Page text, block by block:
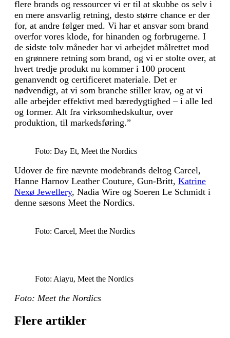
flere brands og ressourcer vi er til at skubbe os selv i
en mere ansvarlig retning, desto større chance er der
for, at andre følger med. Vi har et ansvar som brand
overfor vores klode, for hinanden og forbrugerne. I
de sidste tolv måneder har vi arbejdet målrettet mod
en grønnere retning som brand, og vi er stolte over, at
hvert tredje produkt nu kommer i 100 procent
genanvendt og certificeret materiale. Det er
nødvendigt, at vi som branche stiller krav, og at vi
alle arbejder effektivt med bæredygtighed – i alle led
og former. Alt fra virksomhedskultur, over
produktion, til markedsføring.”
Foto: Day Et, Meet the Nordics
Udover de fire nævnte modebrands deltog Carcel,
Hanne Harnov Leather Couture, Gun-Britt, Katrine
Nexø Jewellery, Nadia Wire og Soeren Le Schmidt i
denne sæsons Meet the Nordics.
Foto: Carcel, Meet the Nordics
Foto: Aiayu, Meet the Nordics
Foto: Meet the Nordics
Flere artikler